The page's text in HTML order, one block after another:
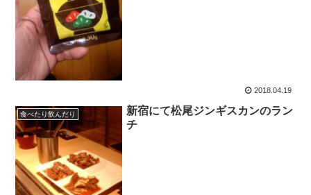
2018.04.19
食べたり飲んだり
新宿にて松尾ジンギスカンのラン
チ